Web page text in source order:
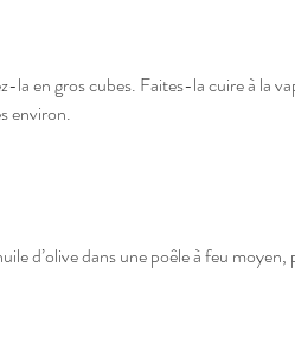
en gros cubes. Faites-la cuire à la
environ.
d’olive dans une poêle à feu